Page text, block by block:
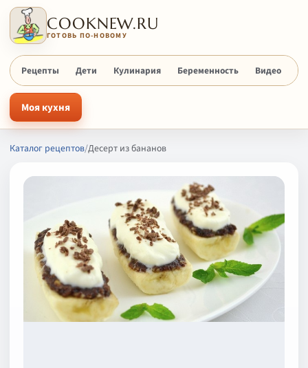
COOKNEW.RU
ГОТОВЬ ПО-НОВОМУ
Рецепты Дети Кулинария Беременность Видео
Моя кухня
Каталог рецептов/Десерт из бананов